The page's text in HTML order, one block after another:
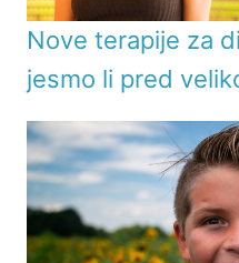
Nove terapije za
jesmo li pred